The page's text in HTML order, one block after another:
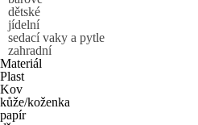
dětské
jídelní
sedací vaky a pytle
zahradní
Materiál
Plast
Kov
kůže/koženka
papír